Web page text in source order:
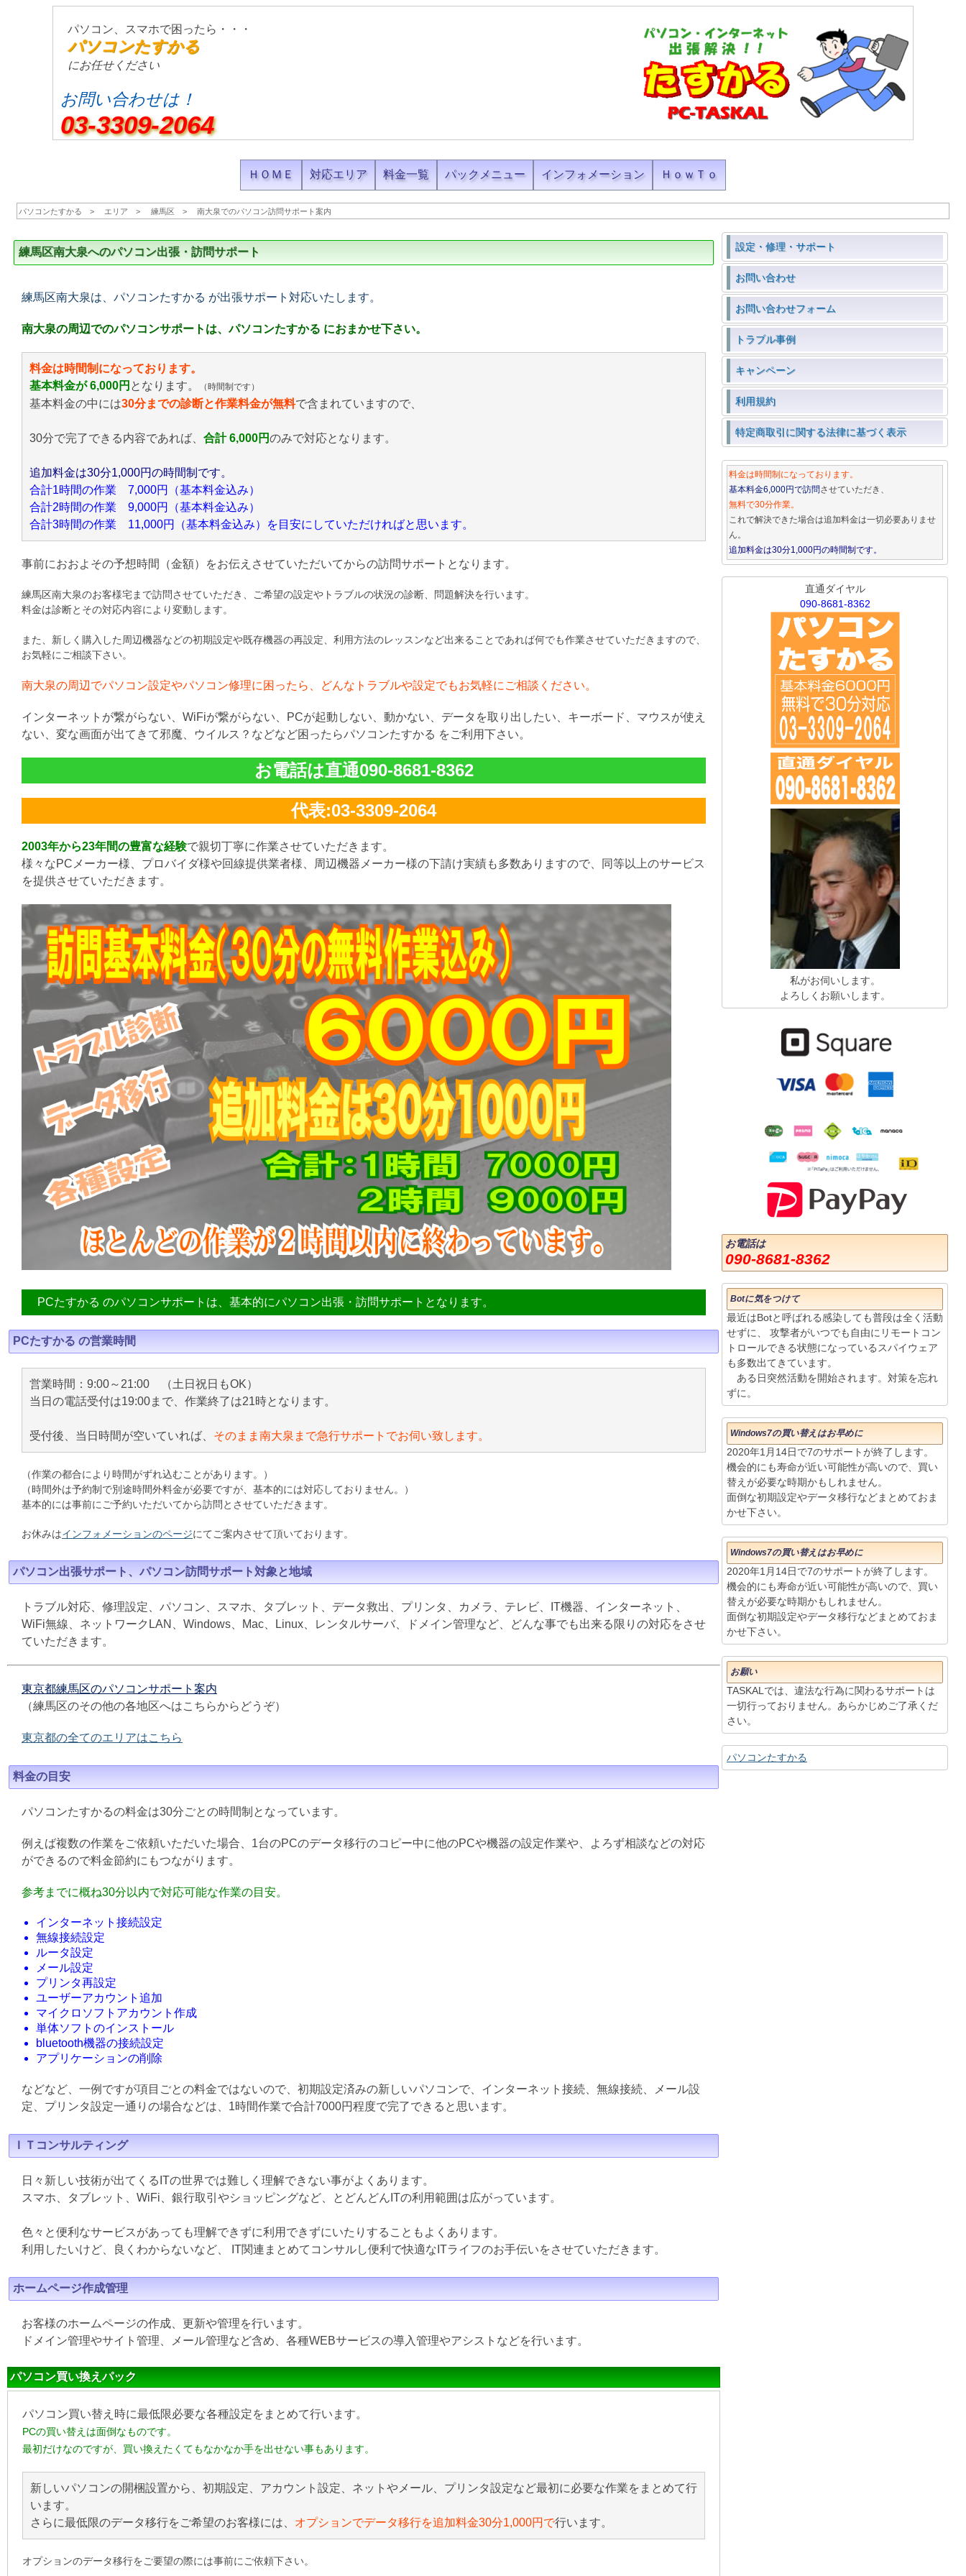
パソコン、スマホで困ったら・・・
パソコンたすかる
にお任せください
お問い合わせは！
03-3309-2064
ＨＯＭＥ 対応エリア 料金一覧 パックメニュー インフォメーション ＨｏｗＴｏ
パソコンたすかる エリア 練馬区 南大泉でのパソコン訪問サポート案内
練馬区南大泉へのパソコン出張・訪問サポート
練馬区南大泉は、パソコンたすかる が出張サポート対応いたします。
南大泉の周辺でのパソコンサポートは、パソコンたすかる におまかせ下さい。
料金は時間制になっております。
基本料金が 6,000円 となります。 （時間制です）
基本料金の中には30分までの診断と作業料金が無料で含まれていますので、
30分で完了できる内容であれば、 合計 6,000円のみで対応となります。
追加料金は30分1,000円の時間制です。
合計1時間の作業 7,000円（基本料金込み）
合計2時間の作業 9,000円（基本料金込み）
合計3時間の作業 11,000円（基本料金込み）を目安にしていただければと思います。
事前におおよその予想時間（金額）をお伝えさせていただいてからの訪問サポートとなります。
練馬区南大泉のお客様宅まで訪問させていただき、ご希望の設定やトラブルの状況の診断、問題解決を行います。
料金は診断とその対応内容により変動します。
また、新しく購入した周辺機器などの初期設定や既存機器の再設定、利用方法のレッスンなど出来ることであれば何でも作業させていただきますので、
お気軽にご相談下さい。
南大泉の周辺でパソコン設定やパソコン修理に困ったら、どんなトラブルや設定でもお気軽にご相談ください。
インターネットが繋がらない、WiFiが繋がらない、PCが起動しない、動かない、データを取り出したい、キーボード、マウスが使え
ない、変な画面が出てきて邪魔、ウイルス？などなど困ったらパソコンたすかる をご利用下さい。
お電話は直通090-8681-8362
代表:03-3309-2064
2003年から23年間の豊富な経験で親切丁寧に作業させていただきます。
様々なPCメーカー様、プロバイダ様や回線提供業者様、周辺機器メーカー様の下請け実績も多数ありますので、同等以上のサービス
を提供させていただきます。
PCたすかる のパソコンサポートは、基本的にパソコン出張・訪問サポートとなります。
PCたすかる の営業時間
営業時間：9:00～21:00 （土日祝日もOK）
当日の電話受付は19:00まで、作業終了は21時となります。
受付後、当日時間が空いていれば、 そのまま南大泉まで急行サポートでお伺い致します。
（作業の都合により時間がずれ込むことがあります。）
（時間外は予約制で別途時間外料金が必要ですが、基本的には対応しておりません。）
基本的には事前にご予約いただいてから訪問とさせていただきます。
お休みはインフォメーションのページにてご案内させて頂いております。
パソコン出張サポート、パソコン訪問サポート対象と地域
トラブル対応、修理設定、パソコン、スマホ、タブレット、データ救出、プリンタ、カメラ、テレビ、IT機器、インターネット、
WiFi無線、ネットワークLAN、Windows、Mac、Linux、レンタルサーバ、ドメイン管理など、どんな事でも出来る限りの対応をさせ
ていただきます。
東京都練馬区のパソコンサポート案内
（練馬区のその他の各地区へはこちらからどうぞ）
東京都の全てのエリアはこちら
料金の目安
パソコンたすかるの料金は30分ごとの時間制となっています。
例えば複数の作業をご依頼いただいた場合、1台のPCのデータ移行のコピー中に他のPCや機器の設定作業や、よろず相談などの対応
ができるので料金節約にもつながります。
参考までに概ね30分以内で対応可能な作業の目安。
インターネット接続設定
無線接続設定
ルータ設定
メール設定
プリンタ再設定
ユーザーアカウント追加
マイクロソフトアカウント作成
単体ソフトのインストール
bluetooth機器の接続設定
アプリケーションの削除
などなど、一例ですが項目ごとの料金ではないので、初期設定済みの新しいパソコンで、インターネット接続、無線接続、メール設
定、プリンタ設定一通りの場合などは、1時間作業で合計7000円程度で完了できると思います。
ＩＴコンサルティング
日々新しい技術が出てくるITの世界では難しく理解できない事がよくあります。
スマホ、タブレット、WiFi、銀行取引やショッピングなど、とどんどんITの利用範囲は広がっています。
色々と便利なサービスがあっても理解できずに利用できずにいたりすることもよくあります。
利用したいけど、良くわからないなど、 IT関連まとめてコンサルし便利で快適なITライフのお手伝いをさせていただきます。
ホームページ作成管理
お客様のホームページの作成、更新や管理を行います。
ドメイン管理やサイト管理、メール管理など含め、各種WEBサービスの導入管理やアシストなどを行います。
パソコン買い換えパック
パソコン買い替え時に最低限必要な各種設定をまとめて行います。
PCの買い替えは面倒なものです。
最初だけなのですが、買い換えたくてもなかなか手を出せない事もあります。
新しいパソコンの開梱設置から、初期設定、アカウント設定、ネットやメール、プリンタ設定など最初に必要な作業をまとめて行
います。
さらに最低限のデータ移行をご希望のお客様には、 オプションでデータ移行を追加料金30分1,000円で行います。
オプションのデータ移行をご要望の際には事前にご依頼下さい。
設定・修理・サポート
お問い合わせ
お問い合わせフォーム
トラブル事例
キャンペーン
利用規約
特定商取引に関する法律に基づく表示
料金は時間制になっております。
基本料金6,000円で訪問させていただき、
無料で30分作業。
これで解決できた場合は追加料金は一切必要ありませ
ん。
追加料金は30分1,000円の時間制です。
直通ダイヤル
090-8681-8362
私がお伺いします。
よろしくお願いします。
お電話は
090-8681-8362
Botに気をつけて
最近はBotと呼ばれる感染しても普段は全く活動
せずに、 攻撃者がいつでも自由にリモートコン
トロールできる状態になっているスパイウェア
も多数出てきています。
ある日突然活動を開始されます。対策を忘れ
ずに。
Windows7の買い替えはお早めに
2020年1月14日で7のサポートが終了します。
機会的にも寿命が近い可能性が高いので、買い
替えが必要な時期かもしれません。
面倒な初期設定やデータ移行などまとめておま
かせ下さい。
Windows7の買い替えはお早めに
2020年1月14日で7のサポートが終了します。
機会的にも寿命が近い可能性が高いので、買い
替えが必要な時期かもしれません。
面倒な初期設定やデータ移行などまとめておま
かせ下さい。
お願い
TASKALでは、違法な行為に関わるサポートは
一切行っておりません。あらかじめご了承くだ
さい。
パソコンたすかる